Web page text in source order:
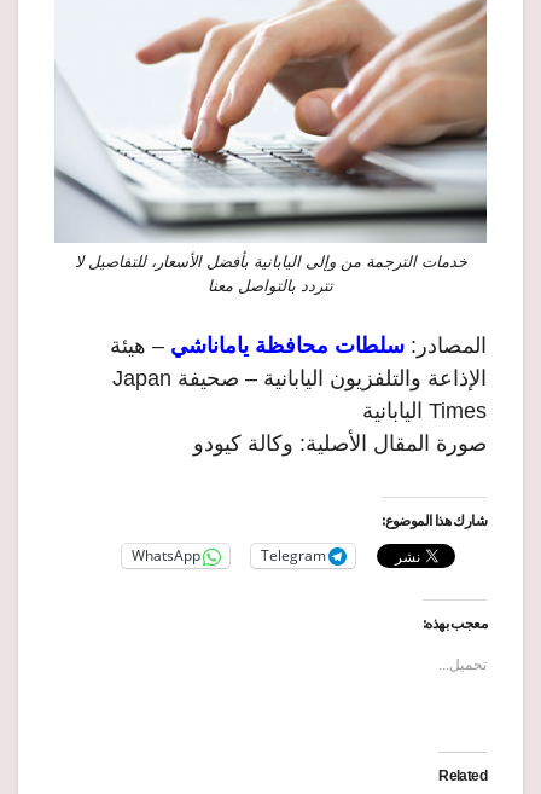
خدمات الترجمة من وإلى اليابانية بأفضل الأسعار، للتفاصيل لا
تتردد بالتواصل معنا
المصادر: سلطات محافظة ياماناشي – هيئة
الإذاعة والتلفزيون اليابانية – صحيفة Japan
Times اليابانية
صورة المقال الأصلية: وكالة كيودو
شارك هذا الموضوع:
Telegram
WhatsApp
معجب بهذه:
تحميل...
Related